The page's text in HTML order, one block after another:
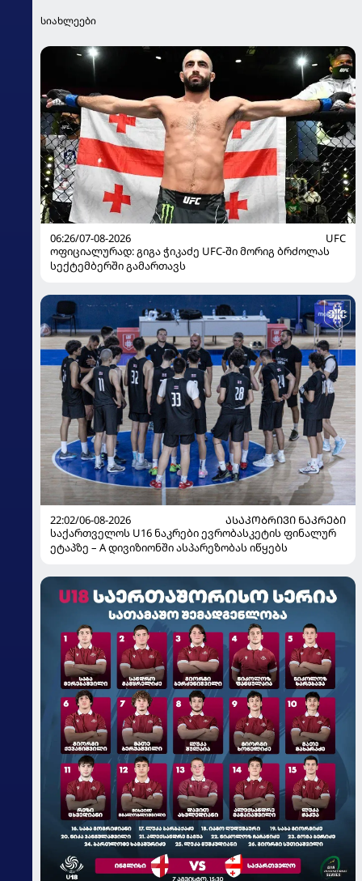
სიახლეები
06:26/07-08-2026
UFC
ოფიციალურად: გიგა ჭიკაძე UFC-ში მორიგ ბრძოლას
სექტემბერში გამართავს
22:02/06-08-2026
ᲐᲡᲐᲙᲝᲑᲠᲘᲕᲘ ᲜᲐᲙᲠᲔᲑᲘ
საქართველოს U16 ნაკრები ევრობასკეტის ფინალურ
ეტაპზე – A დივიზიონში ასპარეზობას იწყებს